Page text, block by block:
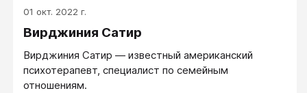
01 окт. 2022 г.
Вирджиния Сатир
Вирджиния Сатир — известный американский
психотерапевт, специалист по семейным
отношениям.